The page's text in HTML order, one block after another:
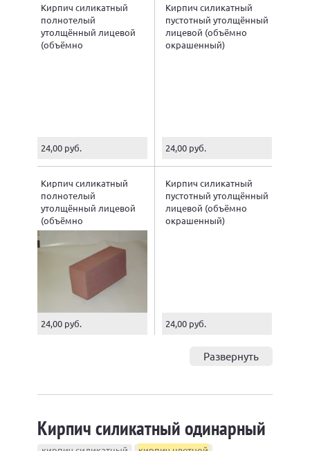
Кирпич силикатный
полнотелый
утолщённый лицевой
(объёмно
24,00 руб.
Кирпич силикатный
пустотный утолщённый
лицевой (объёмно
окрашенный)
24,00 руб.
Кирпич силикатный
полнотелый
утолщённый лицевой
(объёмно
окрашенный)
24,00 руб.
Кирпич силикатный
пустотный утолщённый
лицевой (объёмно
окрашенный)
24,00 руб.
Развернуть
Кирпич силикатный одинарный